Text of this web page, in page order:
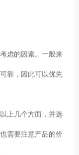
虑的因素。一般来
靠，因此可以优先
上几个方面，并选
需要注意产品的价